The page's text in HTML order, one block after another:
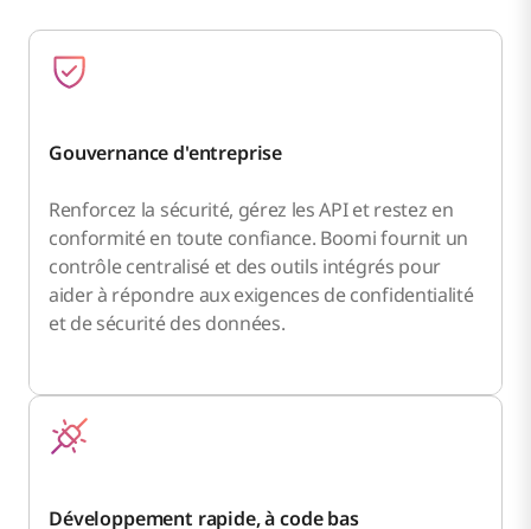
Gouvernance d'entreprise
Renforcez la sécurité, gérez les API et restez en
conformité en toute confiance. Boomi fournit un
contrôle centralisé et des outils intégrés pour
aider à répondre aux exigences de confidentialité
et de sécurité des données.
Développement rapide, à code bas